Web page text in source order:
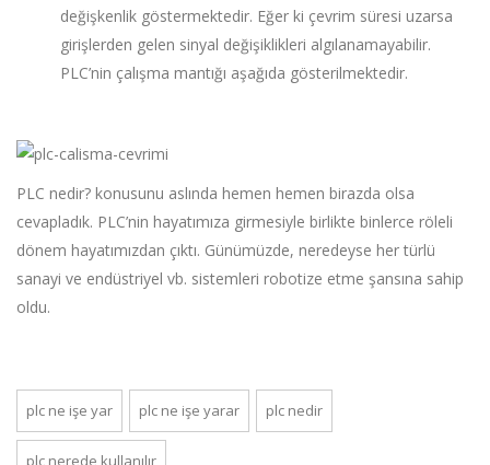
değişkenlik göstermektedir. Eğer ki çevrim süresi uzarsa
girişlerden gelen sinyal değişiklikleri algılanamayabilir.
PLC’nin çalışma mantığı aşağıda gösterilmektedir.
PLC nedir? konusunu aslında hemen hemen birazda olsa
cevapladık. PLC’nin hayatımıza girmesiyle birlikte binlerce röleli
dönem hayatımızdan çıktı. Günümüzde, neredeyse her türlü
sanayi ve endüstriyel vb. sistemleri robotize etme şansına sahip
oldu.
plc ne işe yar plc ne işe yarar plc nedir
plc nerede kullanılır